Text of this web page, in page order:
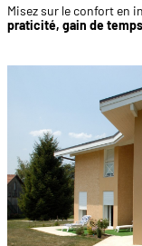
Misez sur le confort en
praticité, gain de